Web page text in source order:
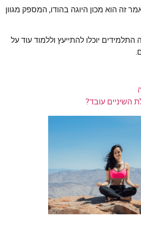
זה הוא מכון היוגה בהודו, המספק מגוון
יוכלו להתייעץ וללמוד עוד על
השיניים עובד?